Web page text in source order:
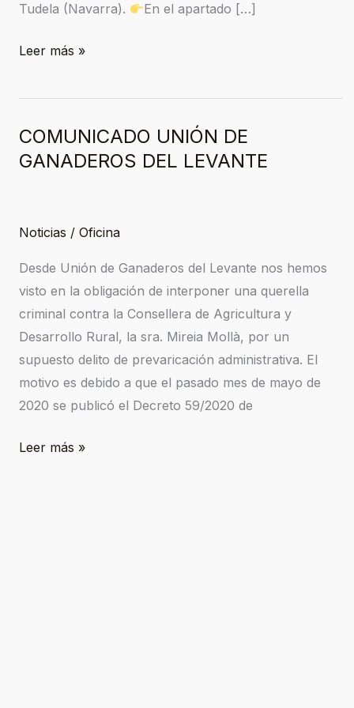
Tudela (Navarra).
En el apartado […]
Leer más »
COMUNICADO UNIÓN DE
GANADEROS DEL LEVANTE
Noticias / Oficina
Desde Unión de Ganaderos del Levante nos hemos
visto en la obligación de interponer una querella
criminal contra la Consellera de Agricultura y
Desarrollo Rural, la sra. Mireia Mollà, por un
supuesto delito de prevaricación administrativa. El
motivo es debido a que el pasado mes de mayo de
2020 se publicó el Decreto 59/2020 de
COMUNICADO
UNIÓN
DEL
Leer más »